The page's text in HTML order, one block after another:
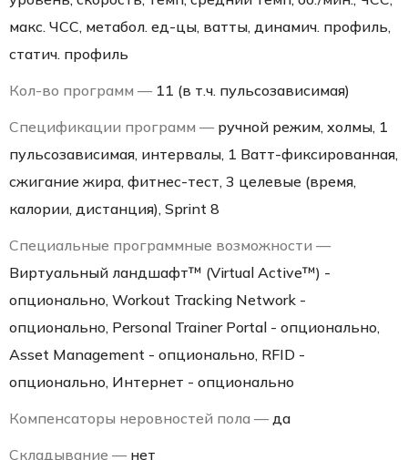
макс. ЧСС, метабол. ед-цы, ватты, динамич. профиль,
статич. профиль
Кол-во программ — 11 (в т.ч. пульсозависимая)
Спецификации программ — ручной режим, холмы, 1
пульсозависимая, интервалы, 1 Ватт-фиксированная,
сжигание жира, фитнес-тест, 3 целевые (время,
калории, дистанция), Sprint 8
Специальные программные возможности —
Виртуальный ландшафт™ (Virtual Active™) -
опционально, Workout Tracking Network -
опционально, Personal Trainer Portal - опционально,
Asset Management - опционально, RFID -
опционально, Интернет - опционально
Компенсаторы неровностей пола — да
Складывание — нет